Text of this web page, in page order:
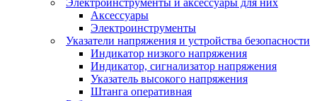
Электроинструменты и аксессуары для них
Аксессуары
Электроинструменты
Указатели напряжения и устройства безопасности
Индикатор низкого напряжения
Индикатор, сигнализатор напряжения
Указатель высокого напряжения
Штанга оперативная